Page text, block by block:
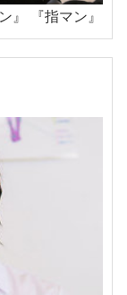
』 『指マン』